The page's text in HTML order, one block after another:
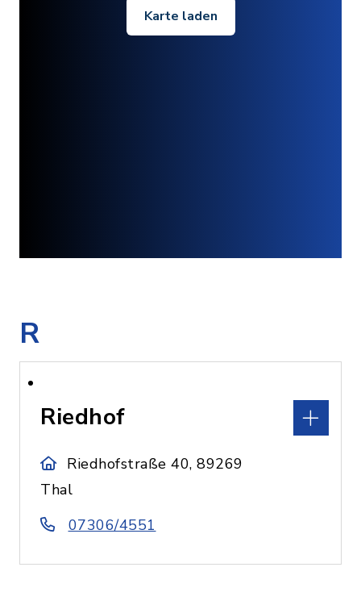
Karte laden
R
Riedhof
Riedhofstraße 40, 89269
Thal
07306/4551